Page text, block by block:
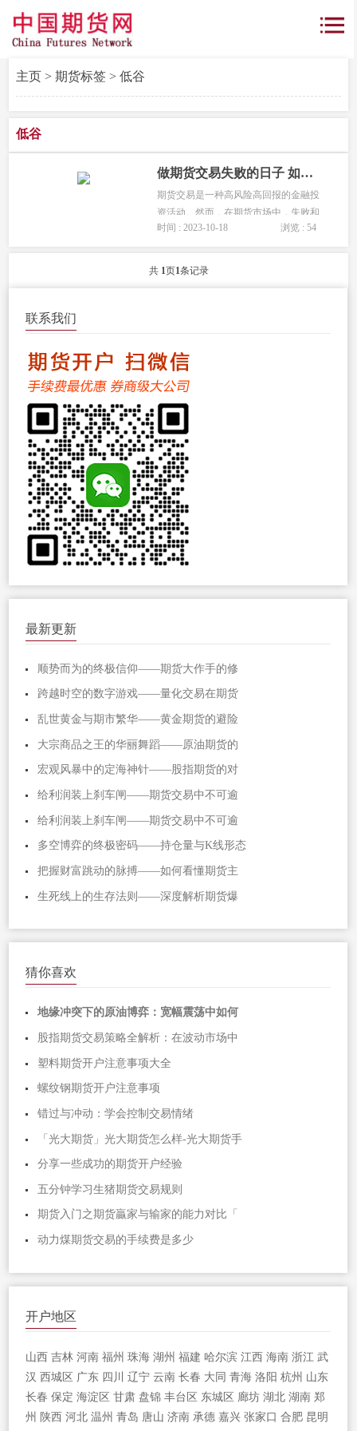
主页> 期货标签> 低谷
低谷
做期货交易失败的日子 如何度过交易失败的低谷期？
期货交易是一种高风险高回报的金融投
资活动。然而，在期货市场中，失败和
亏损是不可避免的一部分。当投资者陷
过这段困难时光，对于保持投资信心和
时间 : 2023-10-18 浏览 : 54
共 1页1条记录
联系我们
最新更新
顺势而为的终极信仰——期货大作手的修
跨越时空的数字游戏——量化交易在期货
乱世黄金与期市繁华——黄金期货的避险
大宗商品之王的华丽舞蹈——原油期货的
宏观风暴中的定海神针——股指期货的对
给利润装上刹车闸——期货交易中不可逾
给利润装上刹车闸——期货交易中不可逾
多空博弈的终极密码——持仓量与K线形态
把握财富跳动的脉搏——如何看懂期货主
生死线上的生存法则——深度解析期货爆
猜你喜欢
地缘冲突下的原油博弈：宽幅震荡中如何
股指期货交易策略全解析：在波动市场中
塑料期货开户注意事项大全
螺纹钢期货开户注意事项
错过与冲动：学会控制交易情绪
「光大期货」光大期货怎么样-光大期货手
分享一些成功的期货开户经验
五分钟学习生猪期货交易规则
期货入门之期货贏家与输家的能力对比「
动力煤期货交易的手续费是多少
开户地区
山西 吉林 河南 福州 珠海 湖州 福建 哈尔滨 江西 海南 浙江 武
汉 西城区 广东 四川 辽宁 云南 长春 大同 青海 洛阳 杭州 山东
长春 保定 海淀区 甘肃 盘锦 丰台区 东城区 廊坊 湖北 湖南 郑
州 陕西 河北 温州 青岛 唐山 济南 承德 嘉兴 张家口 合肥 昆明